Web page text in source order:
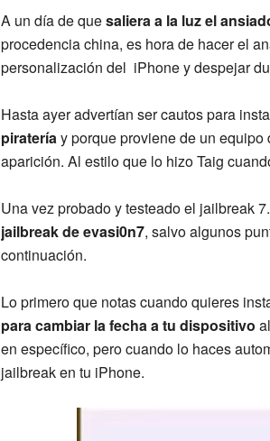
A un día de quesaliera a la luz el
procedencia china, es hora de hacer el
personalización del iPhone y despejar
Hasta ayer advertían ser cautos para
pirateríay porque proviene de un
aparición. Al estilo que lo hizo Taig
Una vez probado y testeado el jailbreak
jailbreak de evasi0n7, salvo algunos
continuación.
Lo primero que notas cuando quieres
para cambiar la fecha a tu dispositivo
en específico, pero cuando lo haces
jailbreak en tu iPhone.